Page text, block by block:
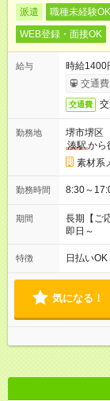
派遣 職種未経験OK
WEB登録・面接OK
給与
時給1400
交通
交通費
勤務地
堺市堺区
湊駅から
素材系
勤務時間
期間
長期【ご
即日～
特徴 日払いOK
気になる！